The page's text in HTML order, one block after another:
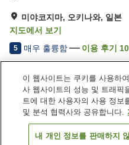
미야코지마, 오키나와, 일본
지도에서 보기
5 매우 훌륭함 이용 후기 10
숙소 편의 시설/서비스
주차장
Miyakojima no Ie Aoi Nagomi
객
이 웹사이트는 쿠키를 사용하
사 웹사이트의 성능 및 트래픽
트에 대한 사용자의 사용 정보
및 분석 협력사와 공유합니다.
내 개인 정보를 판매하지